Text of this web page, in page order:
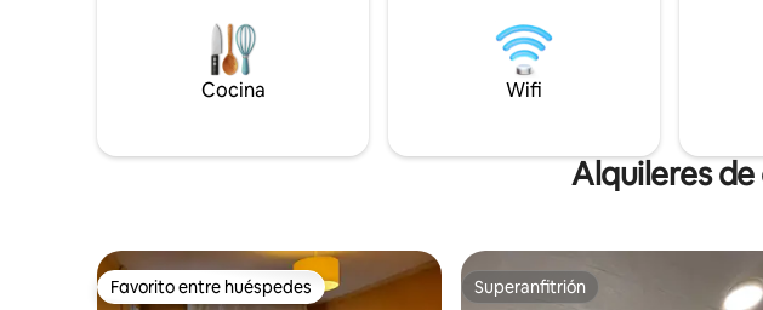
Arriba cocina equipada, cafetera
ordinaria + un Senseo, lavavajillas,
lavadora, gran salón TV, sofá cama 140,
terraza de 20 m², barbacoa. Capacidad
cabaña y descubra todas las
valle del Lot y del Célé
Cocina Wifi
Alquileres
Favorito entre huéspedes
Favorito entre huéspedes Superanfitrión
Superanfitrión